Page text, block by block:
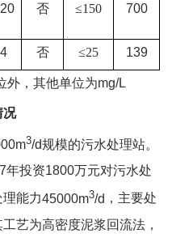
否 ≤150 700
否 ≤25 139
外，其他单位为mg/L
况
3/d规模的污水处理站。
年投资1800万元对污水处
能力45000m3/d ，主要处
艺为高密度泥浆回流法，